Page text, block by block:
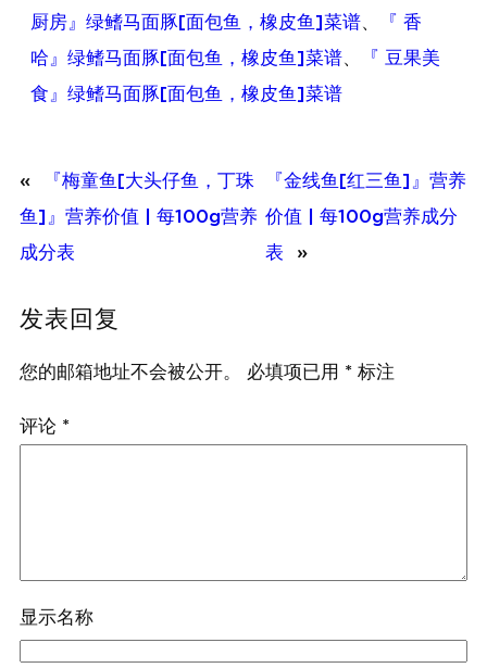
厨房』绿鳍马面豚[面包鱼，橡皮鱼]菜谱、
『 香
哈』绿鳍马面豚[面包鱼，橡皮鱼]菜谱、
『 豆果美
食』绿鳍马面豚[面包鱼，橡皮鱼]菜谱
«
『梅童鱼[大头仔鱼，丁珠
鱼]』营养价值 | 每100g营养
成分表
『金线鱼[红三鱼]』营养
价值 | 每100g营养成分
表
»
发表回复
您的邮箱地址不会被公开。 必填项已用 * 标注
评论 *
显示名称